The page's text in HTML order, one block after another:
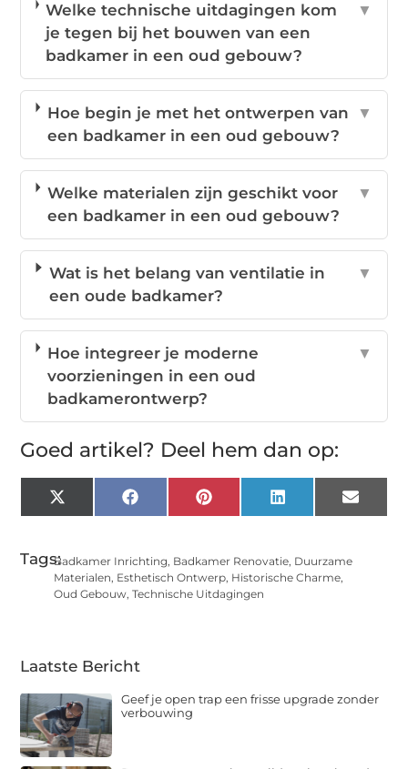
Welke technische uitdagingen kom
je tegen bij het bouwen van een
badkamer in een oud gebouw?
▼
Hoe begin je met het ontwerpen van
een badkamer in een oud gebouw?
▼
Welke materialen zijn geschikt voor
een badkamer in een oud gebouw?
▼
Wat is het belang van ventilatie in
een oude badkamer?
▼
Hoe integreer je moderne
voorzieningen in een oud
badkamerontwerp?
▼
Goed artikel? Deel hem dan op:
X
(Twitter)
FacebookPinterestLinkedInEmail
Tags:Badkamer Inrichting, Badkamer Renovatie, Duurzame
Materialen, Esthetisch Ontwerp, Historische Charme,
Oud Gebouw,Technische Uitdagingen
Laatste Bericht
Geef je open trap een frisse upgrade zonder
verbouwing